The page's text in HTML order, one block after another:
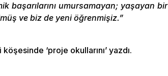
başarılarını umursamayan; yaşayan bir
ve biz de yeni öğrenmişiz.”
‘proje okullarını’ yazdı.